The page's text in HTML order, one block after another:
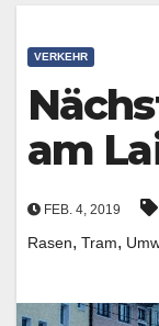
VERKEHR
am
FEB. 4, 2019
Rasen, Tram,